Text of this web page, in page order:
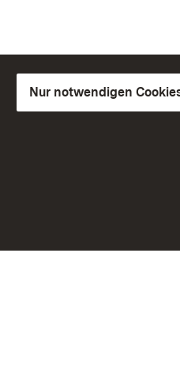
Nur notwendigen